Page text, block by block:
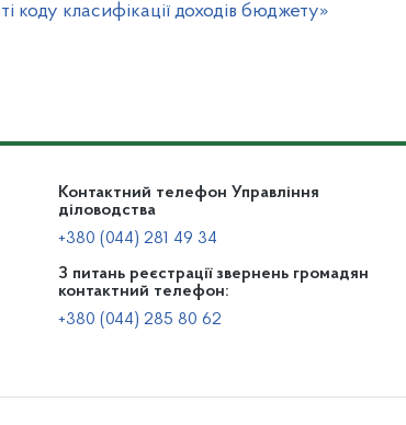
коду класифікації доходів бюджету»
Контактний телефон Управління
діловодства
+380 (044) 281 49 34
З питань реєстрації звернень громадян
контактний телефон:
+380 (044) 285 80 62